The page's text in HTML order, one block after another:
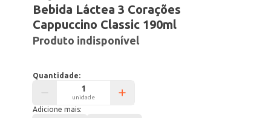
Bebida Láctea 3 Corações
Cappuccino Classic 190ml
Produto indisponível
Quantidade:
unidade
Adicione mais: